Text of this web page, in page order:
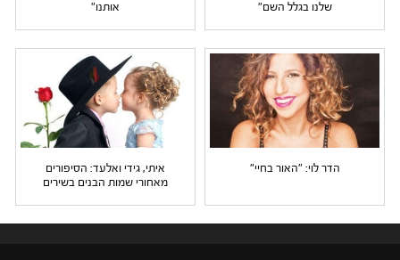
שלנו בגלל השם"
אותנו"
הדר לוי: "האור בחיי"
איתי, גידי ואלעד: הסיפורים
מאחורי שמות הבנים בשירים